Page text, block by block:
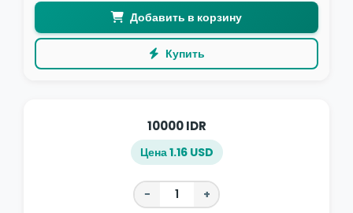
Добавить в корзину
Купить
10000 IDR
Цена 1.16 USD
− +